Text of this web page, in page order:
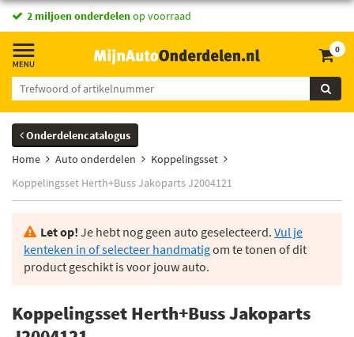
2 miljoen onderdelenop voorraad
0
Onderdelencatalogus
Home
Auto onderdelen
Koppelingsset
Koppelingsset Herth+Buss Jakoparts J2004121
Let op! Je hebt nog geen auto geselecteerd. Vul je
kenteken in of selecteer handmatigom te tonen of dit
product geschikt is voor jouw auto.
Koppelingsset Herth+Buss Jakoparts